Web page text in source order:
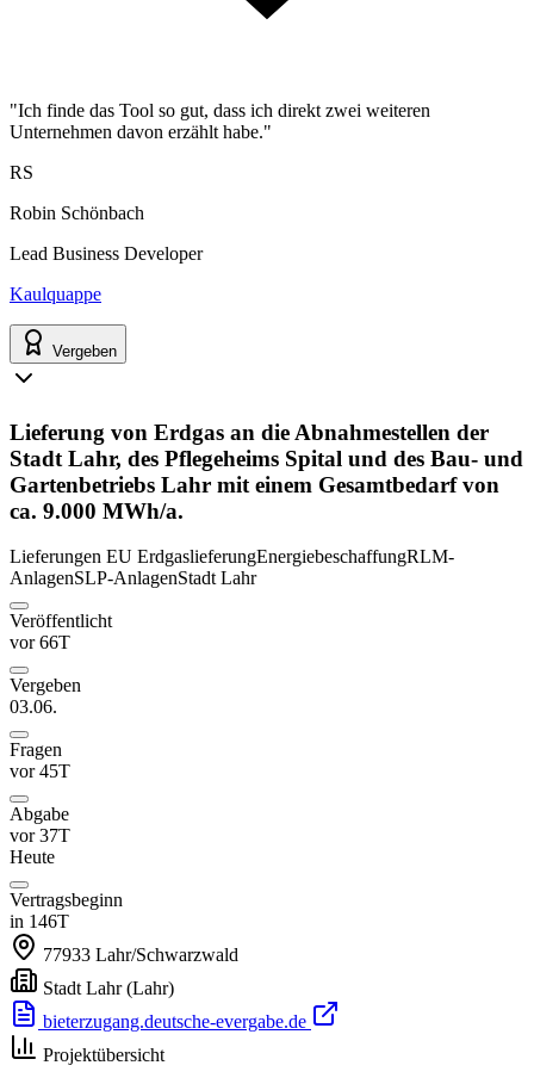
"Ich finde das Tool so gut, dass ich direkt zwei weiteren
Unternehmen davon erzählt habe."
RS
Robin Schönbach
Lead Business Developer
Kaulquappe
Vergeben
Lieferung von Erdgas an die Abnahmestellen der
Stadt Lahr, des Pflegeheims Spital und des Bau- und
Gartenbetriebs Lahr mit einem Gesamtbedarf von
ca. 9.000 MWh/a.
Lieferungen EU ErdgaslieferungEnergiebeschaffungRLM-
AnlagenSLP-AnlagenStadt Lahr
Veröffentlicht
vor 66T
Vergeben
03.06.
Fragen
vor 45T
Abgabe
vor 37T
Heute
Vertragsbeginn
in 146T
77933 Lahr/Schwarzwald
Stadt Lahr (Lahr)
bieterzugang.deutsche-evergabe.de
Projektübersicht